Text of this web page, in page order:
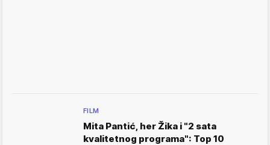
FILM
Mita Pantić, her Žika i "2 sata
kvalitetnog programa": Top 10